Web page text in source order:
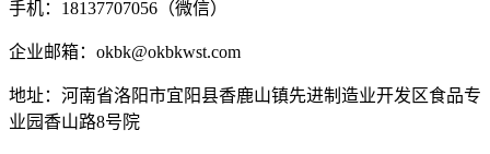
手机：18137707056（微信）
企业邮箱：okbk@okbkwst.com
地址：河南省洛阳市宜阳县香鹿山镇先进制造业开发区食品专
业园香山路8号院